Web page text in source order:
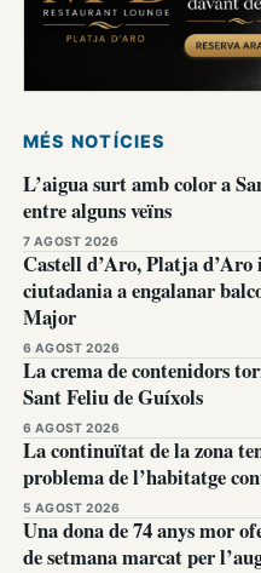
MÉS NOTÍCIES
L’aigua surt amb color a
entre alguns veïns
7 AGOST 2026
Castell d’Aro, Platja d’Aro
ciutadania a engalanar
Major
6 AGOST 2026
La crema de contenidors
Sant Feliu de Guíxols
6 AGOST 2026
La continuïtat de la zona
problema de l’habitatge
5 AGOST 2026
Una dona de 74 anys mor
de setmana marcat per